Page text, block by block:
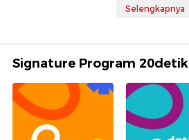
Selengkapnya
Signature Program 20detik